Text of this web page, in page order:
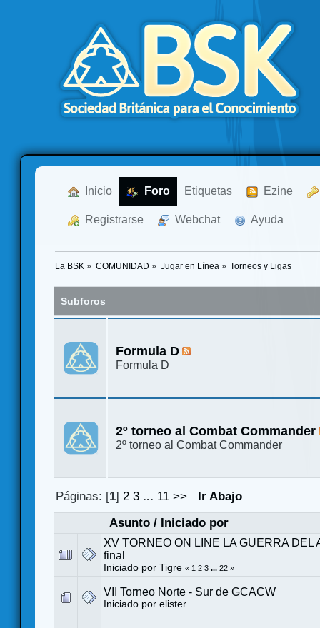
Inicio Foro Etiquetas Ezine
Registrarse Webchat Ayuda
La BSK » COMUNIDAD » Jugar en Línea » Torneos y Ligas
Subforos
Formula D
Formula D
2º torneo al Combat Commander
2º torneo al Combat Commander
Páginas: [1]2 3 ... 11 >>
Ir Abajo
Asunto/ Iniciado por
XV TORNEO ON LINE LA GUERRA DEL
final
Iniciado por Tigre « 1 2 3 ... 22 »
VII Torneo Norte - Sur de GCACW
Iniciado por elister